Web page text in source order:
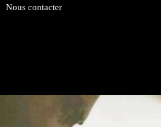
Nous contacter